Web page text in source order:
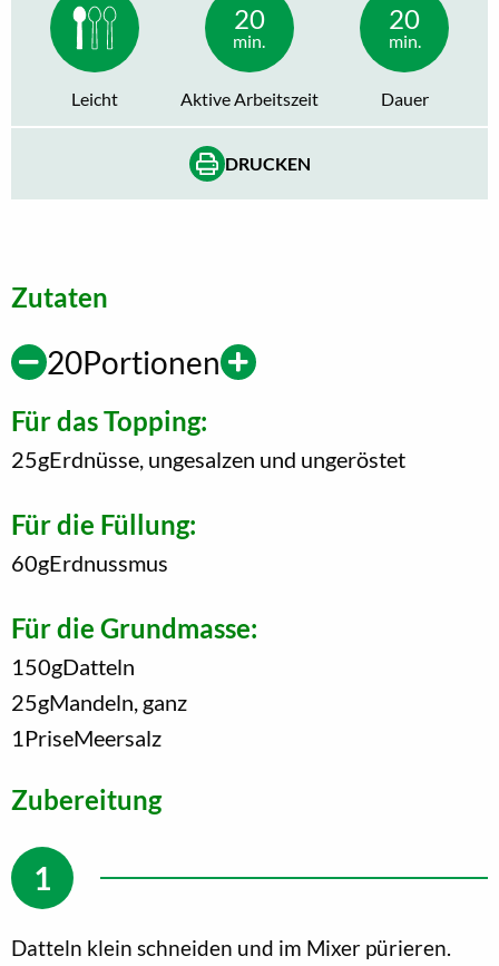
Leicht
20
min.
Aktive Arbeitszeit
20
min.
Dauer
DRUCKEN
Zutaten
20Portionen
Für das Topping:
25gErdnüsse, ungesalzen und ungeröstet
Für die Füllung:
60gErdnussmus
Für die Grundmasse:
150gDatteln
25gMandeln, ganz
1 PriseMeersalz
Zubereitung
Datteln klein schneiden und im Mixer pürieren.